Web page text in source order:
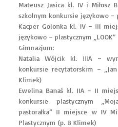
Mateusz Jasica kl. IV i
szkolnym konkursie językowo –
Kacper Golonka kl. IV – III
językowo – plastycznym „LOOK”
Gimnazjum:
Natalia Wójcik kl. IIIA –
konkursie recytatorskim –
Klimek)
Ewelina Banaś kl. IIA – II
konkursie plastycznym
pastorałka” II miejsce w IV
Plastycznym (p. B Klimek)